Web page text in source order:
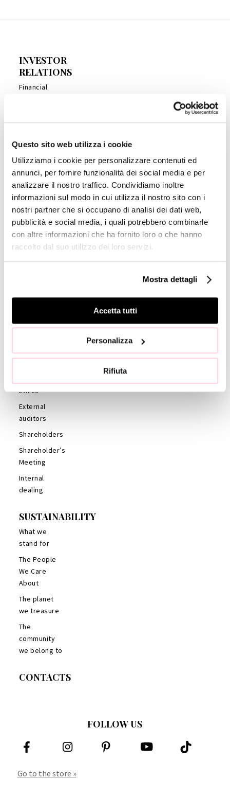
Questo sito web utilizza i cookie
Utilizziamo i cookie per personalizzare contenuti ed
annunci, per fornire funzionalità dei social media e per
analizzare il nostro traffico. Condividiamo inoltre
informazioni sul modo in cui utilizza il nostro sito con i
nostri partner che si occupano di analisi dei dati web,
pubblicità e social media, i quali potrebbero combinarle
con altre informazioni che ha fornito loro o che hanno
raccolto dal suo utilizzo dei loro servizi.
Mostra dettagli
Accetta tutti
Personalizza
Rifiuta
INVESTOR
RELATIONS
Financial
Share Price
Financial
Reports
Management
Presentations
Analyst’s
Coverage
Company
Board of
Board of
Ethics
External
auditors
Shareholders
Shareholder’s
Meeting
Internal
dealing
SUSTAINABILITY
What we
stand for
The People
We Care
About
The planet
we treasure
The
community
we belong to
CONTACTS
FOLLOW US
Go to the store »